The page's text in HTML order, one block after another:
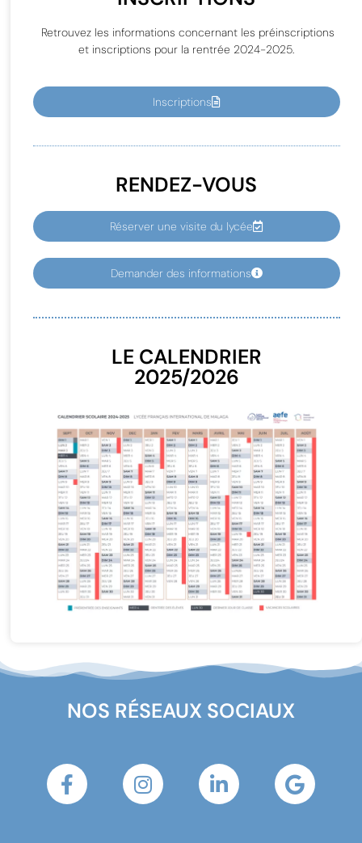
Retrouvez les informations concernant les préinscriptions
et inscriptions pour la rentrée 2024-2025.
Inscriptions
RENDEZ-VOUS
Réserver une visite du lycée
Demander des informations
LE CALENDRIER
2025/2026
NOS RÉSEAUX SOCIAUX